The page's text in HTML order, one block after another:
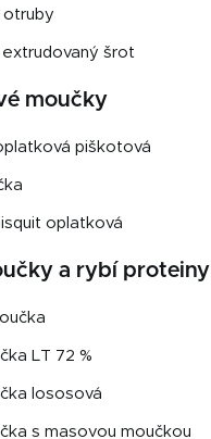
otruby
šrot
moučky
piškotová
oplatková
a rybí proteiny
LT 72 %
lososová
s masovou moučkou